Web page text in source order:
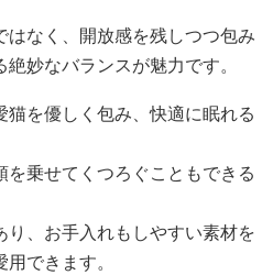
なく、開放感を残しつつ包み
妙なバランスが魅力です。
を優しく包み、快適に眠れる
乗せてくつろぐこともできる
、お手入れもしやすい素材を
できます。